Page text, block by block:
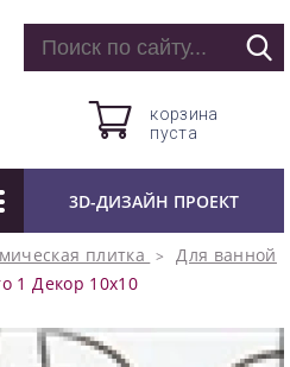
корзина
пуста
3D-ДИЗАЙН ПРОЕКТ
плитка
Для ванной
1 Декор 10x10